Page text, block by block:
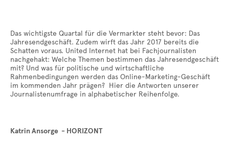
Das wichtigste Quartal für die Vermarkter steht bevor: Das
Jahresendgeschäft. Zudem wirft das Jahr 2017 bereits die
Schatten voraus. United Internet hat bei Fachjournalisten
nachgehakt: Welche Themen bestimmen das Jahresendgeschäft
mit? Und was für politische und wirtschaftliche
Rahmenbedingungen werden das Online-Marketing-Geschäft
im kommenden Jahr prägen? Hier die Antworten unserer
Journalistenumfrage in alphabetischer Reihenfolge.
Katrin Ansorge - HORIZONT